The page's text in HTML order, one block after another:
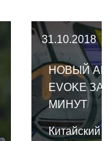
31.10.2018
НОВЫЙ
EVOKE
МИНУТ
Китайский